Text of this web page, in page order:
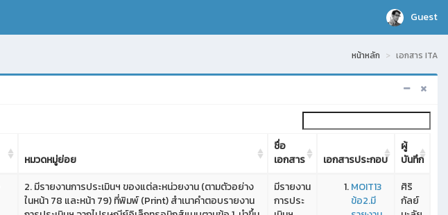
Guest
หน้าหลัก เอกสาร ITA
หมวดหมู่ย่อย
ชื่อ
เอกสาร
เอกสารประกอบ
ผู้
บันทึก
2. มีรายงานการประเมินฯ ของแต่ละหน่วยงาน (ตามตัวอย่าง
ในหน้า 78 และหน้า 79) ที่พิมพ์ (Print) สำเนาคำตอบรายงาน
มีรายงาน
การประ
MOIT13
ข้อ2.มี
ศิริ
กัลย์